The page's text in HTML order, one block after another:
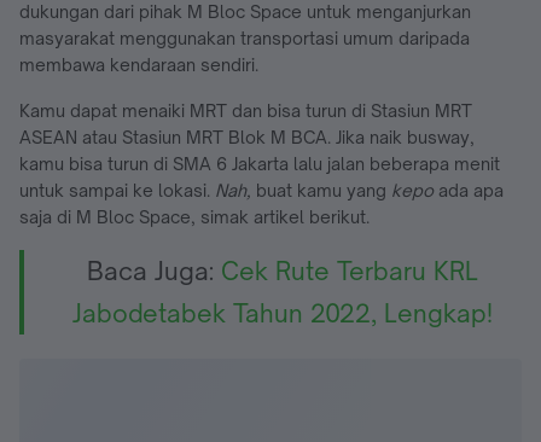
dukungan dari pihak M Bloc Space untuk menganjurkan
masyarakat menggunakan transportasi umum daripada
membawa kendaraan sendiri.
Kamu dapat menaiki MRT dan bisa turun di Stasiun MRT
ASEAN atau Stasiun MRT Blok M BCA. Jika naik busway,
kamu bisa turun di SMA 6 Jakarta lalu jalan beberapa menit
untuk sampai ke lokasi. Nah, buat kamu yang kepo ada apa
saja di M Bloc Space, simak artikel berikut.
Baca Juga: Cek Rute Terbaru KRL
Jabodetabek Tahun 2022, Lengkap!